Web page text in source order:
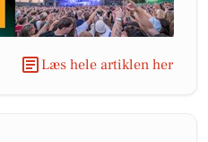
Læs hele artiklen her